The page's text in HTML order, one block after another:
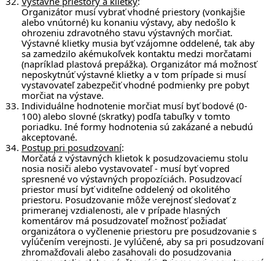
Organizátor musí vybrať vhodné priestory (vonkajšie
alebo vnútorné) ku konaniu výstavy, aby nedošlo k
ohrozeniu zdravotného stavu výstavných morčiat.
Výstavné klietky musia byť vzájomne oddelené, tak aby
sa zamedzilo akémukoľvek kontaktu medzi morčatami
(napríklad plastová prepážka). Organizátor má možnosť
neposkytnúť výstavné klietky a v tom prípade si musí
vystavovateľ zabezpečiť vhodné podmienky pre pobyt
morčiat na výstave.
Individuálne hodnotenie morčiat musí byť bodové (0-
100) alebo slovné (skratky) podľa tabuľky v tomto
poriadku. Iné formy hodnotenia sú zakázané a nebudú
akceptované.
Postup pri posudzovaní:
Morčatá z výstavných klietok k posudzovaciemu stolu
nosia nosiči alebo vystavovateľ - musí byť vopred
spresnené vo výstavných propozíciách. Posudzovací
priestor musí byť viditeľne oddelený od okolitého
priestoru. Posudzovanie môže verejnosť sledovať z
primeranej vzdialenosti, ale v prípade hlasných
komentárov má posudzovateľ možnosť požiadať
organizátora o vyčlenenie priestoru pre posudzovanie s
vylúčením verejnosti. Je vylúčené, aby sa pri posudzovaní
zhromažďovali alebo zasahovali do posudzovania